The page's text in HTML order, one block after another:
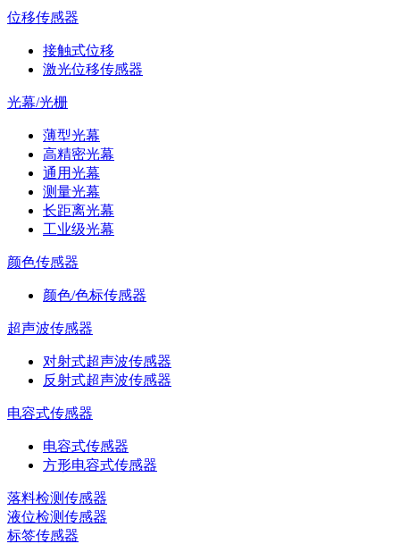
位移传感器
接触式位移
激光位移传感器
光幕/光栅
薄型光幕
高精密光幕
通用光幕
测量光幕
长距离光幕
工业级光幕
颜色传感器
颜色/色标传感器
超声波传感器
对射式超声波传感器
反射式超声波传感器
电容式传感器
电容式传感器
方形电容式传感器
落料检测传感器
液位检测传感器
标签传感器